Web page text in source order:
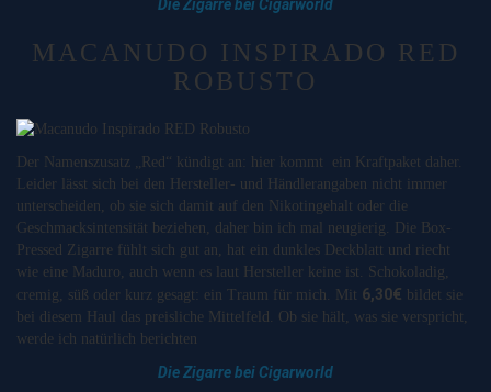
Die Zigarre bei Cigarworld
MACANUDO INSPIRADO RED
ROBUSTO
Der Namenszusatz „Red“ kündigt an: hier kommt ein Kraftpaket daher.
Leider lässt sich bei den Hersteller- und Händlerangaben nicht immer
unterscheiden, ob sie sich damit auf den Nikotingehalt oder die
Geschmacksintensität beziehen, daher bin ich mal neugierig. Die Box-
Pressed Zigarre fühlt sich gut an, hat ein dunkles Deckblatt und riecht
wie eine Maduro, auch wenn es laut Hersteller keine ist. Schokoladig,
cremig, süß oder kurz gesagt: ein Traum für mich. Mit 6,30€ bildet sie
bei diesem Haul das preisliche Mittelfeld. Ob sie hält, was sie verspricht,
werde ich natürlich berichten
Die Zigarre bei Cigarworld